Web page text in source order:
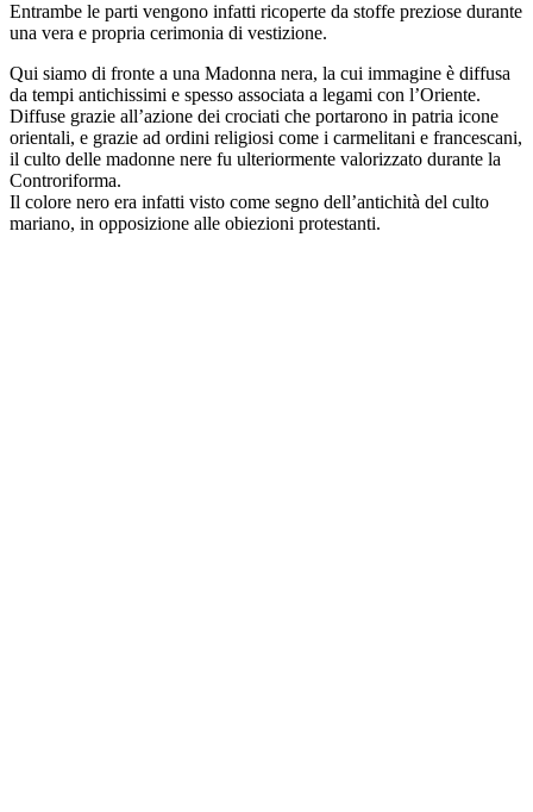
Entrambe le parti vengono infatti ricoperte da stoffe preziose durante
una vera e propria cerimonia di vestizione.
Qui siamo di fronte a una Madonna nera, la cui immagine è diffusa
da tempi antichissimi e spesso associata a legami con l’Oriente.
Diffuse grazie all’azione dei crociati che portarono in patria icone
orientali, e grazie ad ordini religiosi come i carmelitani e francescani,
il culto delle madonne nere fu ulteriormente valorizzato durante la
Controriforma.
Il colore nero era infatti visto come segno dell’antichità del culto
mariano, in opposizione alle obiezioni protestanti.